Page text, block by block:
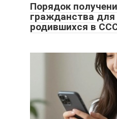
Порядок
гражданства для
родившихся в